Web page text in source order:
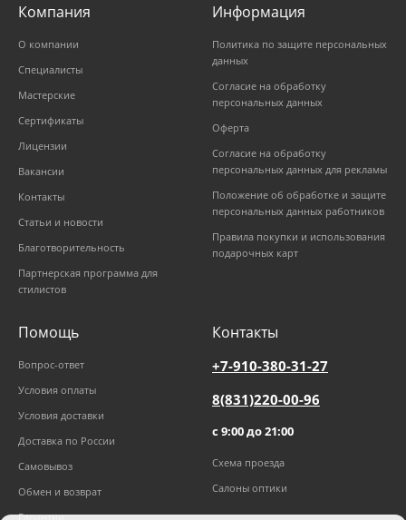
Компания
О компании
Специалисты
Мастерские
Сертификаты
Лицензии
Вакансии
Контакты
Статьи и новости
Благотворительность
Партнерская программа для
стилистов
Информация
Политика по защите персональных
данных
Согласие на обработку
персональных данных
Оферта
Согласие на обработку
персональных данных для рекламы
Положение об обработке и защите
персональных данных работников
Правила покупки и использования
подарочных карт
Помощь
Вопрос-ответ
Условия оплаты
Условия доставки
Доставка по России
Самовывоз
Обмен и возврат
Гарантии
Контакты
+7-910-380-31-27
8(831)220-00-96
с 9:00 до 21:00
Схема проезда
Салоны оптики